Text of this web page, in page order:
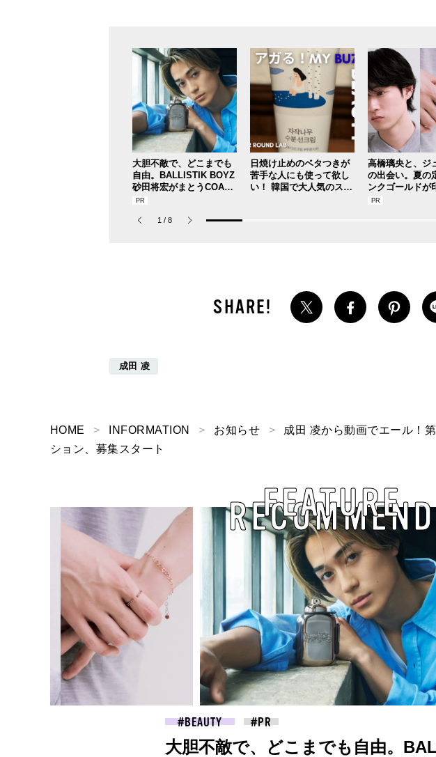
大胆不敵で、どこまでも
自由。BALLISTIK BOYZ
砂田将宏がまとうCOACH
の新作フレグランス「コ
パルファム」
日焼け止めのベタつきが
苦手な人にも使って欲し
い！ 韓国で大人気のスト
高橋璃央と、ジ
の出会い。夏の
ンクゴールドが
SUMMER
1 / 8
成田 凌
HOME INFORMATION お知らせ
成田 凌から動画でエール！
ション、募集スタート
RECOMMEND
FEATURE
2026.07.27
FASHION
ロエベの新しい世界へようこそ。